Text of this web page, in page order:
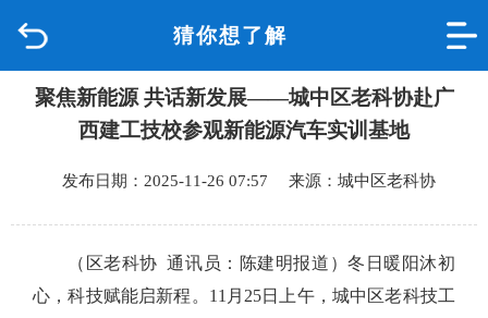
猜你想了解
品质城中
政府信息公开
聚焦新能源 共话新发展——城中区老科协赴广
西建工技校参观新能源汽车实训基地
发布日期：2025-11-26 07:57 来源：城中区老科协
（区老科协 通讯员：陈建明报道）冬日暖阳沐初
心，科技赋能启新程。11月25日上午，城中区老科技工